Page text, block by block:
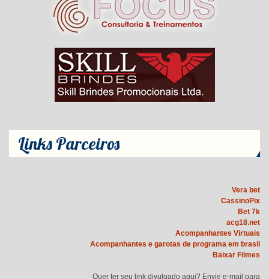
Links Parceiros
Vera bet
CassinoPix
Bet 7k
acg18.net
Acompanhantes Virtuais
Acompanhantes e garotas de programa em brasil
Baixar Filmes
Quer ter seu link divulgado aqui? Envie e-mail para